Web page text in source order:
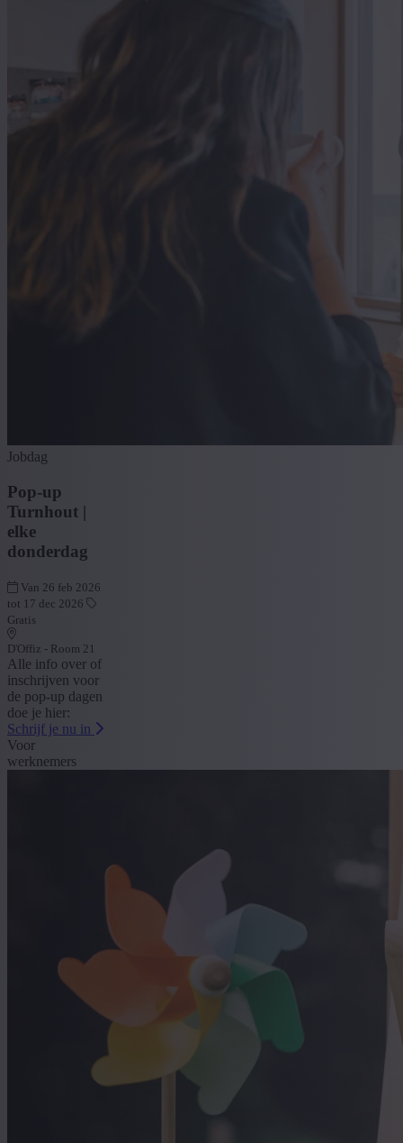
Jobdag
Pop-up
Turnhout |
elke
donderdag
Van 26 feb 2026
tot 17 dec 2026
Gratis
D'Offiz - Room 21
Alle info over of
inschrijven voor
de pop-up dagen
doe je hier:
Schrijf je nu in
Voor
werknemers